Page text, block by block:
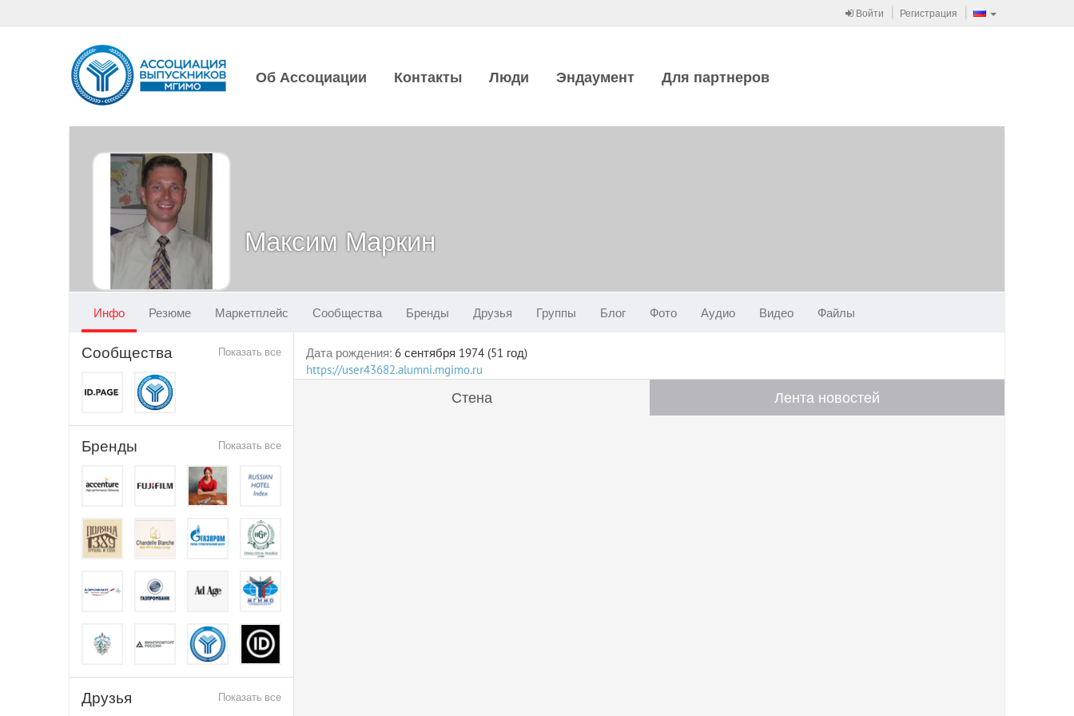
Войти Регистрация
Об Ассоциации Контакты Люди Эндаумент Для партнеров
Максим Маркин
Инфо Резюме Маркетплейс Сообщества Бренды Друзья Группы Блог Фото Аудио Видео Файлы
Показать все
Сообщества
Показать все
Бренды
Показать все
Друзья
Дата рождения: 6 сентября 1974 (51 год)
https://user43682.alumni.mgimo.ru
Стена Лента новостей